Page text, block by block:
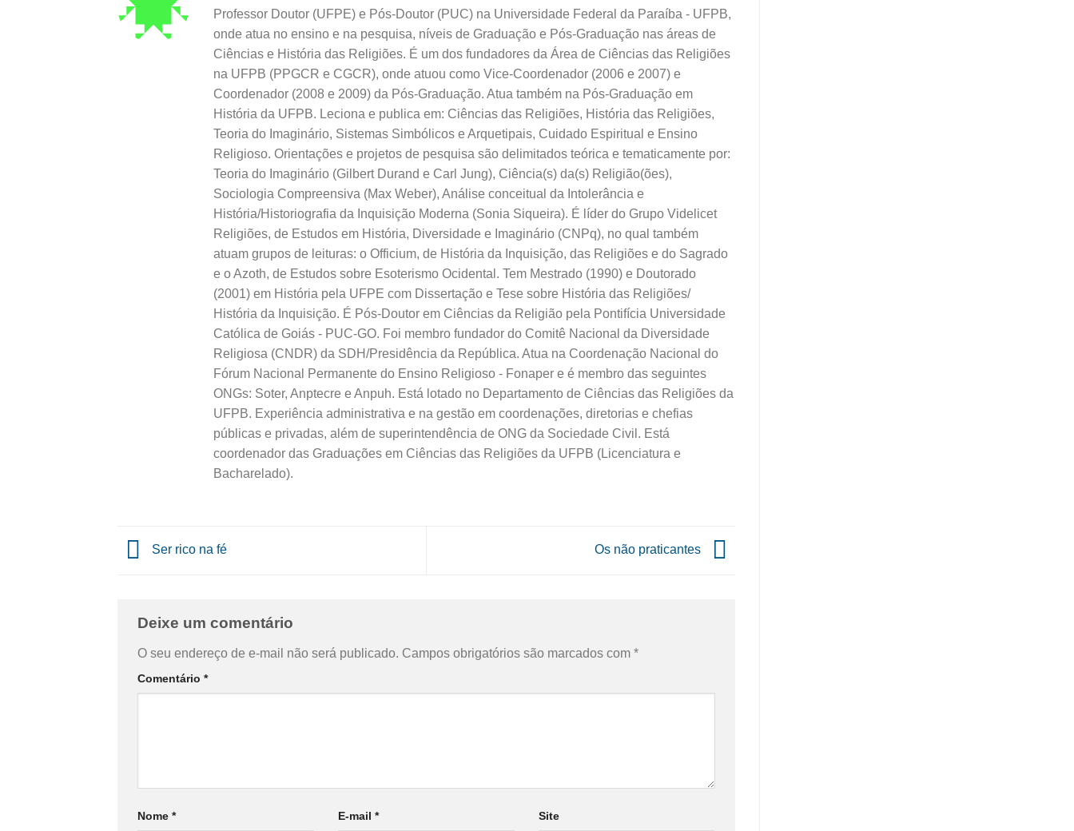
Professor Doutor (UFPE) e Pós-Doutor (PUC) na Universidade Federal da Paraíba - UFPB,
onde atua no ensino e na pesquisa, níveis de Graduação e Pós-Graduação nas áreas de
Ciências e História das Religiões. É um dos fundadores da Área de Ciências das Religiões
na UFPB (PPGCR e CGCR), onde atuou como Vice-Coordenador (2006 e 2007) e
Coordenador (2008 e 2009) da Pós-Graduação. Atua também na Pós-Graduação em
História da UFPB. Leciona e publica em: Ciências das Religiões, História das Religiões,
Teoria do Imaginário, Sistemas Simbólicos e Arquetipais, Cuidado Espiritual e Ensino
Religioso. Orientações e projetos de pesquisa são delimitados teórica e tematicamente por:
Teoria do Imaginário (Gilbert Durand e Carl Jung), Ciência(s) da(s) Religião(ões),
Sociologia Compreensiva (Max Weber), Análise conceitual da Intolerância e
História/Historiografia da Inquisição Moderna (Sonia Siqueira). É líder do Grupo Videlicet
Religiões, de Estudos em História, Diversidade e Imaginário (CNPq), no qual também
atuam grupos de leituras: o Officium, de História da Inquisição, das Religiões e do Sagrado
e o Azoth, de Estudos sobre Esoterismo Ocidental. Tem Mestrado (1990) e Doutorado
(2001) em História pela UFPE com Dissertação e Tese sobre História das Religiões/
História da Inquisição. É Pós-Doutor em Ciências da Religião pela Pontifícia Universidade
Católica de Goiás - PUC-GO. Foi membro fundador do Comitê Nacional da Diversidade
Religiosa (CNDR) da SDH/Presidência da República. Atua na Coordenação Nacional do
Fórum Nacional Permanente do Ensino Religioso - Fonaper e é membro das seguintes
ONGs: Soter, Anptecre e Anpuh. Está lotado no Departamento de Ciências das Religiões da
UFPB. Experiência administrativa e na gestão em coordenações, diretorias e chefias
públicas e privadas, além de superintendência de ONG da Sociedade Civil. Está
coordenador das Graduações em Ciências das Religiões da UFPB (Licenciatura e
Bacharelado).
Ser rico na fé Os não praticantes
Deixe um comentário
O seu endereço de e-mail não será publicado. Campos obrigatórios são marcados com *
Comentário *
Nome * E-mail * Site